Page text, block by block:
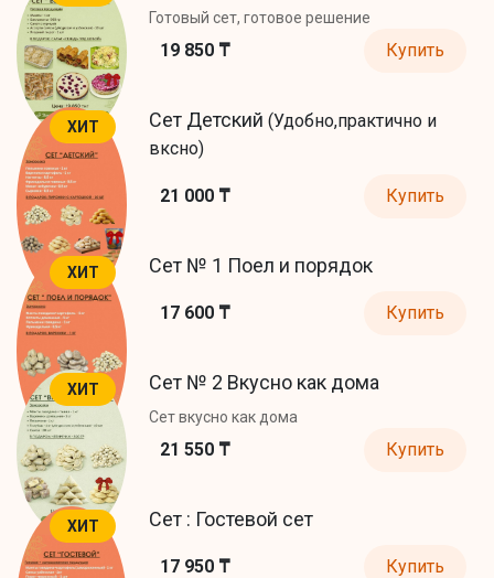
Готовый сет, готовое решение
19 850 ₸ Купить
ХИТ Сет Детский (Удобно,практично и
вксно)
21 000 ₸ Купить
ХИТ Сет № 1 Поел и порядок
17 600 ₸ Купить
ХИТ Сет № 2 Вкусно как дома
Сет вкусно как дома
21 550 ₸ Купить
ХИТ Сет : Гостевой сет
17 950 ₸ Купить